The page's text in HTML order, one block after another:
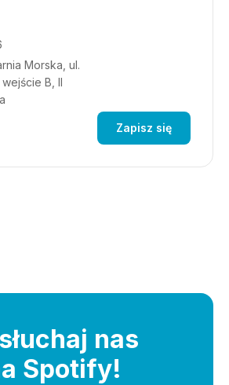
Morska, ul.
B, II
Zapisz się
nas
Spotify!